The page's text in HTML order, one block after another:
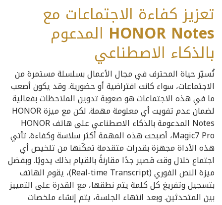
تعزيز كفاءة الاجتماعات مع
HONOR Notes المدعوم
بالذكاء الاصطناعي
تُسيّر حياة المحترف في مجال الأعمال بسلسلة مستمرة من
الاجتماعات، سواء كانت افتراضية أو حضورية. وقد يكون أصعب
ما في هذه الاجتماعات هو صعوبة تدوين الملاحظات بفعالية
لضمان عدم تفويت أي معلومة مهمة. لكن مع ميزة HONOR
Notes المدعومة بالذكاء الاصطناعي على هاتف HONOR
Magic7 Pro، أصبحت هذه المهمة أكثر سلاسة وكفاءة. تأتي
هذه الأداة مجهزة بقدرات متقدمة تمكّنها من تلخيص أي
اجتماع خلال وقت قصير جدًا مقارنةً بالقيام بذلك يدويًا. وبفضل
ميزة النص الفوري (Real-time Transcript)، يقوم الهاتف
بتسجيل وتفريغ كل كلمة يتم نطقها، مع القدرة على التمييز
بين المتحدثين. وبعد انتهاء الجلسة، يتم إنشاء ملخصات